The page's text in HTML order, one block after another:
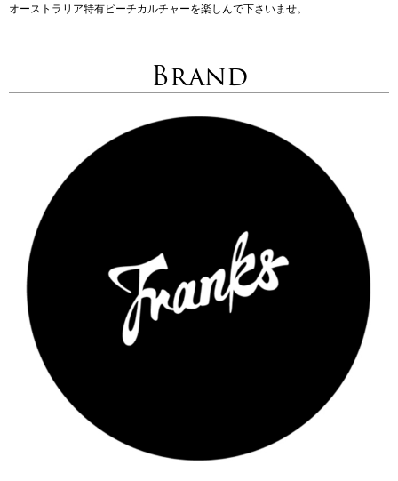
オーストラリア特有ビーチカルチャーを楽しんで下さいませ。
Brand